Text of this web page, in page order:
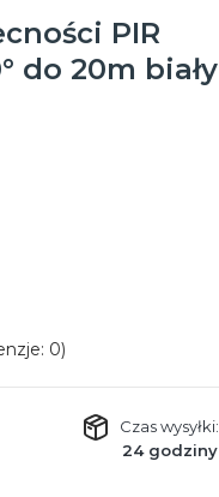
PIR
do 20m biały
0)
Czas wysyłki:
24 godziny